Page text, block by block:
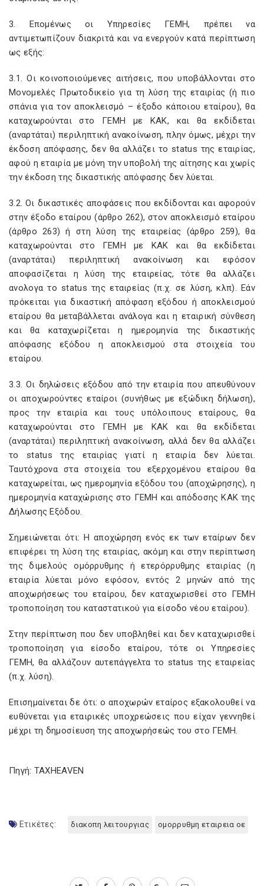
3. Επομένως οι Υπηρεσίες ΓΕΜΗ, πρέπει να
αντιμετωπίζουν διακριτά και να ενεργούν κατά περίπτωση
ως εξής:
3.1. Οι κοινοποιούμενες αιτήσεις, που υποβάλλονται στο
Μονομελές Πρωτοδικείο για τη λύση της εταιρίας (ή πιο
σπάνια για τον αποκλεισμό – έξοδο κάποιου εταίρου), θα
καταχωρούνται στο ΓΕΜΗ με ΚΑΚ, και θα εκδίδεται
(αναρτάται) περιληπτική ανακοίνωση, πλην όμως, μέχρι την
έκδοση απόφασης, δεν θα αλλάζει το status της εταιρίας,
αφού η εταιρία με μόνη την υποβολή της αίτησης και χωρίς
την έκδοση της δικαστικής απόφασης δεν λύεται.
3.2. Οι δικαστικές αποφάσεις που εκδίδονται και αφορούν
στην έξοδο εταίρου (άρθρο 262), στον αποκλεισμό εταίρου
(άρθρο 263) ή στη λύση της εταιρείας (άρθρο 259), θα
καταχωρούνται στο ΓΕΜΗ με ΚΑΚ και θα εκδίδεται
(αναρτάται) περιληπτική ανακοίνωση και εφόσον
αποφασίζεται η λύση της εταιρείας, τότε θα αλλάζει
ανολογα το status της εταιρείας (π.χ. σε λύση, κλπ). Εάν
πρόκειται για δικαστική απόφαση εξόδου ή αποκλεισμού
εταίρου θα μεταβάλλεται ανάλογα και η εταιρική σύνθεση
και θα καταχωρίζεται η ημερομηνία της δικαστικής
απόφασης εξόδου η αποκλεισμού στα στοιχεία του
εταίρου.
3.3. Οι δηλώσεις εξόδου από την εταιρία που απευθύνουν
οι αποχωρούντες εταίροι (συνήθως με εξώδικη δήλωση),
προς την εταιρία και τους υπόλοιπους εταίρους, θα
καταχωρούνται στο ΓΕΜΗ με ΚΑΚ και θα εκδίδεται
(αναρτάται) περιληπτική ανακοίνωση, αλλά δεν θα αλλάζει
το status της εταιρίας γιατί η εταιρία δεν λύεται.
Ταυτόχρονα στα στοιχεία του εξερχομένου εταίρου θα
καταχωρείται, ως ημερομηνία εξόδου του (αποχώρησης), η
ημερομηνία καταχώρισης στο ΓΕΜΗ και απόδοσης ΚΑΚ της
Δήλωσης Εξόδου.
Σημειώνεται ότι: Η αποχώρηση ενός εκ των εταίρων δεν
επιφέρει τη λύση της εταιρίας, ακόμη και στην περίπτωση
της διμελούς ομόρρυθμης ή ετερόρρυθμης εταιρίας (η
εταιρία λύεται μόνο εφόσον, εντός 2 μηνών από της
αποχωρήσεως του εταίρου, δεν καταχωρισθεί στο ΓΕΜΗ
τροποποίηση του καταστατικού για είσοδο νέου εταίρου).
Στην περίπτωση που δεν υποβληθεί και δεν καταχωρισθεί
τροποποίηση για είσοδο εταίρου, τότε οι Υπηρεσίες
ΓΕΜΗ, θα αλλάζουν αυτεπάγγελτα το status της εταιρείας
(π.χ. λύση).
Επισημαίνεται δε ότι: ο αποχωρών εταίρος εξακολουθεί να
ευθύνεται για εταιρικές υποχρεώσεις που είχαν γεννηθεί
μέχρι τη δημοσίευση της αποχωρήσεώς του στο ΓΕΜΗ.
Πηγή: TAXHEAVEN
Ετικέτες: διακοπη λειτουργιας ομορρυθμη εταιρεια οε